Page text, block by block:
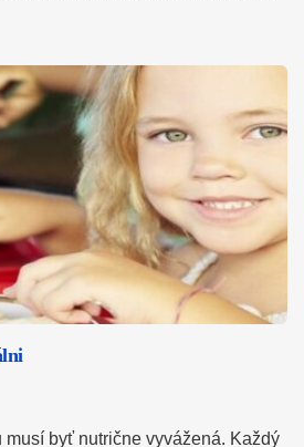
musí byť nutrične vyvážená. Každý